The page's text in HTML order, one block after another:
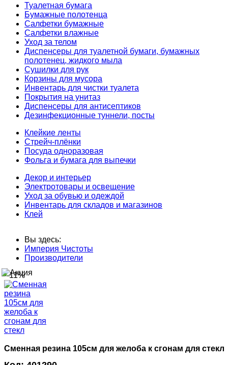
Туалетная бумага
Бумажные полотенца
Салфетки бумажные
Салфетки влажные
Уход за телом
Диспенсеры для туалетной бумаги, бумажных
полотенец, жидкого мыла
Сушилки для рук
Корзины для мусора
Инвентарь для чистки туалета
Покрытия на унитаз
Диспенсеры для антисептиков
Дезинфекционные туннели, посты
Клейкие ленты
Стрейч-плёнки
Посуда одноразовая
Фольга и бумага для выпечки
Декор и интерьер
Электротовары и освещение
Уход за обувью и одеждой
Инвентарь для складов и магазинов
Клей
Вы здесь:
Империя Чистоты
Производители
--11%
Сменная резина 105см для желоба к сгонам для стекл